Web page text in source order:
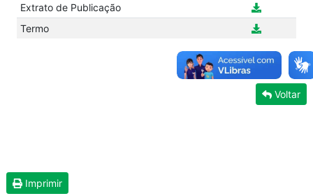
Extrato de Publicação
Termo
Voltar
Imprimir